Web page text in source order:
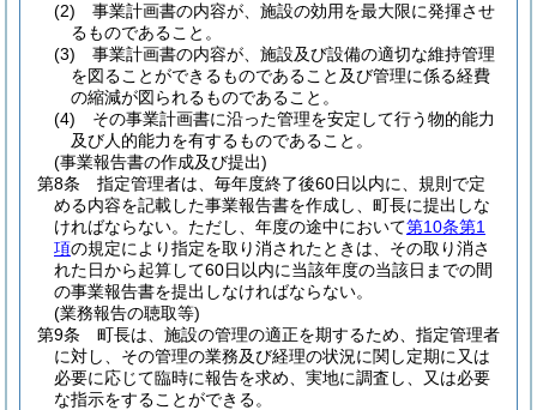
(2)
事業計画書の内容が、施設の効用を最大限に発揮させ
るものであること。
(3)
事業計画書の内容が、施設及び設備の適切な維持管理
を図ることができるものであること及び管理に係る経費
の縮減が図られるものであること。
(4)
その事業計画書に沿った管理を安定して行う物的能力
及び人的能力を有するものであること。
(事業報告書の作成及び提出)
第8条
指定管理者は、毎年度終了後60日以内に、規則で定
める内容を記載した事業報告書を作成し、町長に提出しな
ければならない。 ただし、年度の途中において第10条第1
項の規定により指定を取り消されたときは、その取り消さ
れた日から起算して60日以内に当該年度の当該日までの間
の事業報告書を提出しなければならない。
(業務報告の聴取等)
第9条
町長は、施設の管理の適正を期するため、指定管理者
に対し、その管理の業務及び経理の状況に関し定期に又は
必要に応じて臨時に報告を求め、実地に調査し、又は必要
な指示をすることができる。